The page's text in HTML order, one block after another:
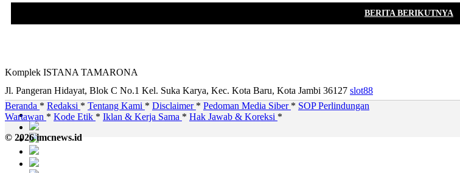
BERITA BERIKUTNYA
Komplek ISTANA TAMARONA
Jl. Pangeran Hidayat, Blok C No.1 Kel. Suka Karya, Kec. Kota Baru, Kota Jambi 36127 slot88
Beranda * Redaksi * Tentang Kami * Disclaimer * Pedoman Media Siber * SOP Perlindungan
Wartawan * Kode Etik * Iklan & Kerja Sama * Hak Jawab & Koreksi *
© 2026 imcnews.id